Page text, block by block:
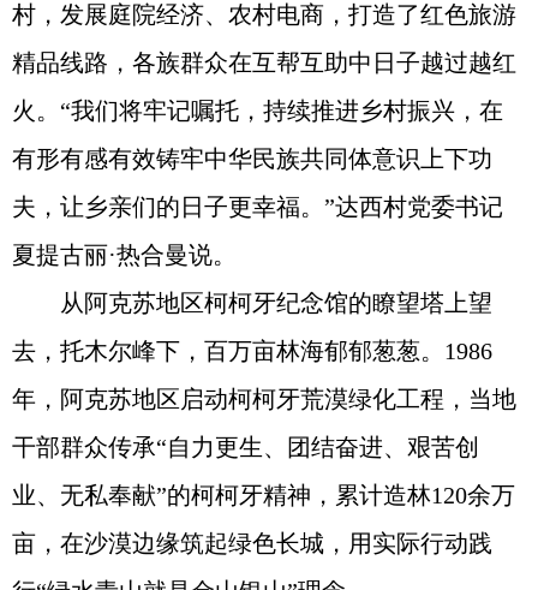
村，发展庭院经济、农村电商，打造了红色旅游
精品线路，各族群众在互帮互助中日子越过越红
火。“我们将牢记嘱托，持续推进乡村振兴，在
有形有感有效铸牢中华民族共同体意识上下功
夫，让乡亲们的日子更幸福。”达西村党委书记
夏提古丽·热合曼说。
从阿克苏地区柯柯牙纪念馆的瞭望塔上望
去，托木尔峰下，百万亩林海郁郁葱葱。1986
年，阿克苏地区启动柯柯牙荒漠绿化工程，当地
干部群众传承“自力更生、团结奋进、艰苦创
业、无私奉献”的柯柯牙精神，累计造林120余万
亩，在沙漠边缘筑起绿色长城，用实际行动践